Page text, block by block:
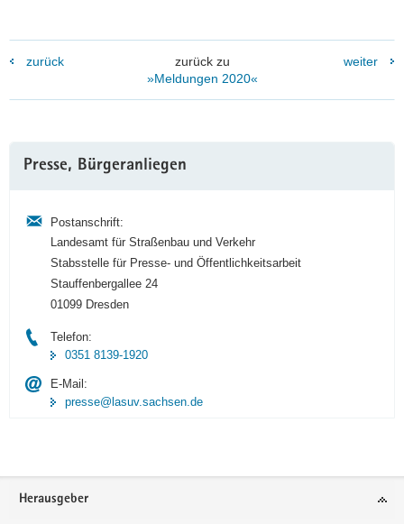
zurück
zurück zu
»Meldungen 2020«
weiter
Information
Presse, Bürgeranliegen
Postanschrift:
Landesamt für Straßenbau und Verkehr
Stabsstelle für Presse- und Öffentlichkeitsarbeit
Stauffenbergallee 24
01099 Dresden
Telefon:
0351 8139-1920
E-Mail:
presse@lasuv.sachsen.de
Footer-
Herausgeber